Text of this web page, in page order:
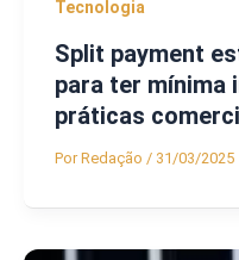
Tecnologia
Split payment
para ter mínima
práticas
PorRedação / 31/03/2025